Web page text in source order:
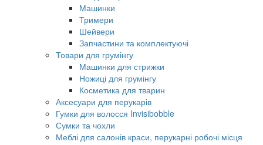
Машинки
Тримери
Шейвери
Запчастини та комплектуючі
Товари для грумінгу
Машинки для стрижки
Ножиці для грумінгу
Косметика для тварин
Аксесуари для перукарів
Гумки для волосся Invisibobble
Сумки та чохли
Меблі для салонів краси, перукарні робочі місця